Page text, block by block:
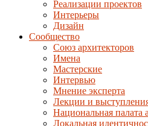
Реализации проектов
Интерьеры
Дизайн
Сообщество
Союз архитекторов
Имена
Мастерские
Интервью
Мнение эксперта
Лекции и
Национальная палата
Локальная